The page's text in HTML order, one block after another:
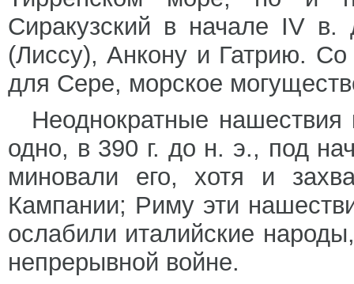
Сиракузский в начале IV
(Лиссу), Анкону и Гатрию.
для Сере, морское
Неоднократные нашествия
одно, в 390 г. до н. э., под
миновали его, хотя и
Кампании; Риму эти
ослабили италийские
непрерывной войне.